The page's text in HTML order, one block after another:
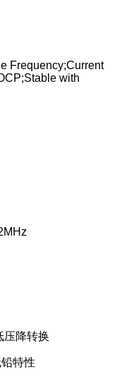
Frequency;Current
with
压降转换
特性